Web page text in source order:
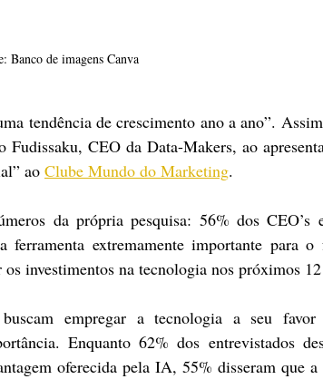
Banco de imagens Canva
tendência de crescimento ano a ano”.
CEO da Data-Makers, ao
ao Clube Mundo do Marketing.
da própria pesquisa: 56% dos CEO’s
extremamente importante para
investimentos na tecnologia nos próximos 12
empregar a tecnologia a seu
Enquanto 62% dos entrevistados
oferecida pela IA, 55% disseram que a